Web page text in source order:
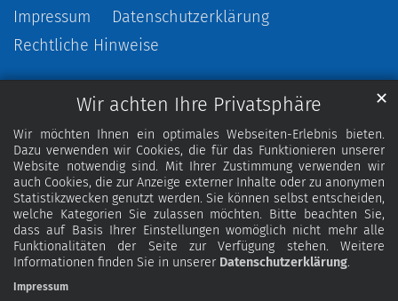
Wir achten Ihre Privatsphäre
Wir möchten Ihnen ein optimales Webseiten-Erlebnis bieten.
Dazu verwenden wir Cookies, die für das Funktionieren unserer
Website notwendig sind. Mit Ihrer Zustimmung verwenden wir
auch Cookies, die zur Anzeige externer Inhalte oder zu anonymen
Statistikzwecken genutzt werden. Sie können selbst entscheiden,
welche Kategorien Sie zulassen möchten. Bitte beachten Sie,
dass auf Basis Ihrer Einstellungen womöglich nicht mehr alle
Funktionalitäten der Seite zur Verfügung stehen. Weitere
Informationen finden Sie in unserer Datenschutzerklärung.
✕
Impressum
Impressum
Datenschutzerklärung
Rechtliche Hinweise